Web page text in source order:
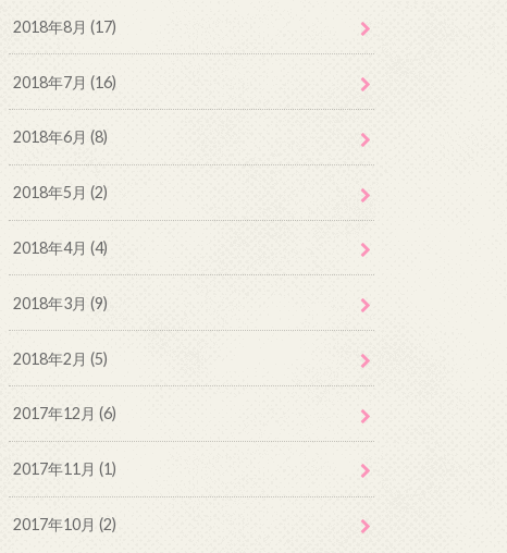
2018年8月 (17)
2018年7月 (16)
2018年6月 (8)
2018年5月 (2)
2018年4月 (4)
2018年3月 (9)
2018年2月 (5)
2017年12月 (6)
2017年11月 (1)
2017年10月 (2)